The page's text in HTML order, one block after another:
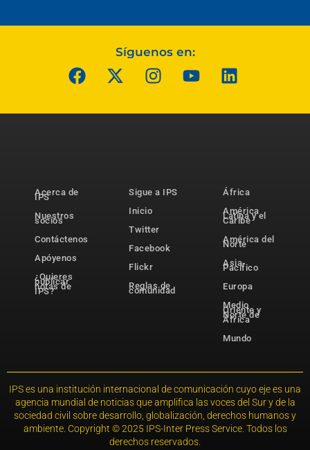
Síguenos en:
Acerca de
IPS
Nuestros
socios
Contáctenos
Apóyenos
¿Quieres
publicar
notas de
IPS?
Sigue a IPS
Inicio
Twitter
Facebook
Flickr
Reglas de
comunidad
África
América
Latina y el
Caribe
América del
Norte
Asia-
Pacífico
Europa
Medio
Oriente y
Norte de
África
Mundo
IPS es una institución internacional de comunicación cuyo eje es una
agencia mundial de noticias que amplifica las voces del Sur y de la
sociedad civil sobre desarrollo, globalización, derechos humanos y
ambiente. Copyright © 2025 IPS-Inter Press Service. Todos los
derechos reservados.